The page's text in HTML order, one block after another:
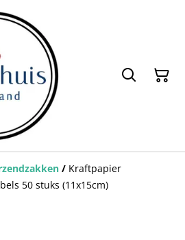
/ Kraftpapier
50 stuks (11x15cm)